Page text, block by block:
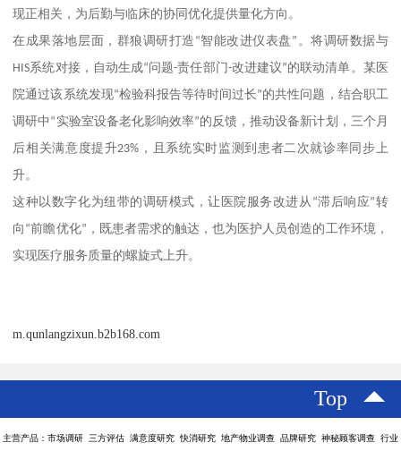
现正相关，为后勤与临床的协同优化提供量化方向。
在成果落地层面，群狼调研打造 “智能改进仪表盘 ” 。将调研数据与
HIS系统对接，自动生成“ 问题-责任部门-改进建议”的联动清单。某医
院通过该系统发现“检验科报告等待时间过长”的共性问题，结合职工
调研中 “ 实验室设备老化影响效率”的反馈，推动设备新计划，三个月
后相关满意度提升23% ，且系统实时监测到患者二次就诊率同步上
升。
这种以数字化为纽带的调研模式，让医院服务改进从“滞后响应”转
向 “前瞻优化” ，既患者需求的触达，也为医护人员创造的工作环境，
实现医疗服务质量的螺旋式上升。
m.qunlangzixun.b2b168.com
Top
主营产品：市场调研 三方评估 满意度研究 快消研究 地产物业调查 品牌研究 神秘顾客调查 行业